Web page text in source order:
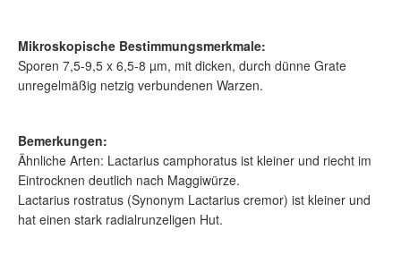
Mikroskopische Bestimmungsmerkmale:
Sporen 7,5-9,5 x 6,5-8 µm, mit dicken, durch dünne Grate
unregelmäßig netzig verbundenen Warzen.
Bemerkungen:
Ähnliche Arten: Lactarius camphoratus ist kleiner und riecht im
Eintrocknen deutlich nach Maggiwürze.
Lactarius rostratus (Synonym Lactarius cremor) ist kleiner und
hat einen stark radialrunzeligen Hut.